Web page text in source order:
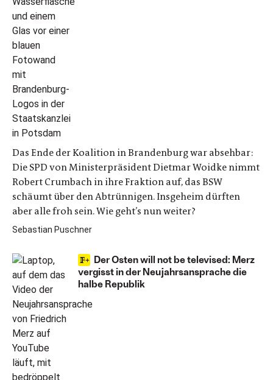
Das Ende der Koalition in Brandenburg war absehbar:
Die SPD von Ministerpräsident Dietmar Woidke nimmt
Robert Crumbach in ihre Fraktion auf, das BSW
schäumt über den Abtrünnigen. Insgeheim dürften
aber alle froh sein. Wie geht’s nun weiter?
Sebastian Puschner
Der Osten will not be televised: Merz
vergisst in der Neujahrsansprache die
halbe Republik